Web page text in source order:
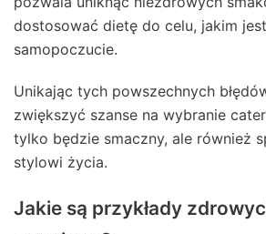
dostosować dietę do celu, jakim
samopoczucie.
Unikając tych powszechnych
zwiększyć szanse na wybranie
tylko będzie smaczny, ale również
stylowi życia.
Jakie są przykłady